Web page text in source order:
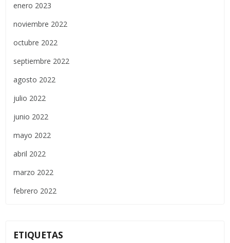
enero 2023
noviembre 2022
octubre 2022
septiembre 2022
agosto 2022
julio 2022
junio 2022
mayo 2022
abril 2022
marzo 2022
febrero 2022
ETIQUETAS